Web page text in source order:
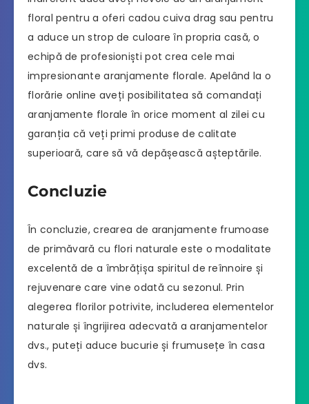
floral pentru a oferi cadou cuiva drag sau pentru
a aduce un strop de culoare în propria casă, o
echipă de profesioniști pot crea cele mai
impresionante aranjamente florale. Apelând la o
florărie online aveți posibilitatea să comandați
aranjamente florale în orice moment al zilei cu
garanția că veți primi produse de calitate
superioară, care să vă depășească așteptările.
Concluzie
În concluzie, crearea de aranjamente frumoase
de primăvară cu flori naturale este o modalitate
excelentă de a îmbrățișa spiritul de reînnoire și
rejuvenare care vine odată cu sezonul. Prin
alegerea florilor potrivite, includerea elementelor
naturale și îngrijirea adecvată a aranjamentelor
dvs., puteți aduce bucurie și frumusețe în casa
dvs.